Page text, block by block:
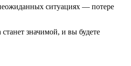
ситуациях — потере
значимой, и вы будете